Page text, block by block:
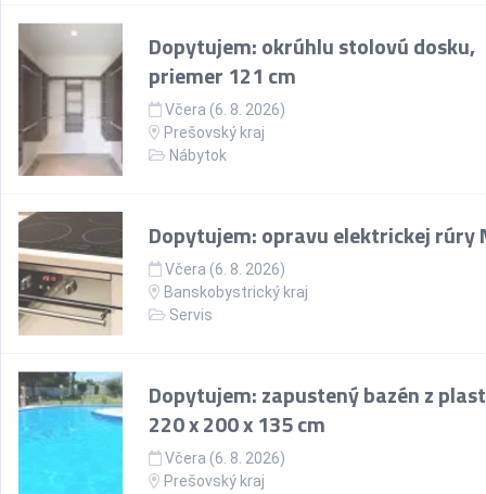
Dopytujem: okrúhlu stolovú dosku,
priemer 121 cm
Včera (6. 8. 2026)
Prešovský kraj
Nábytok
Dopytujem: opravu elektrickej rúry
Včera (6. 8. 2026)
Banskobystrický kraj
Servis
Dopytujem: zapustený bazén z
220 x 200 x 135 cm
Včera (6. 8. 2026)
Prešovský kraj